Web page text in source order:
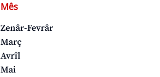
Mês
Zenâr-Fevrâr
Març
Avrîl
Mai